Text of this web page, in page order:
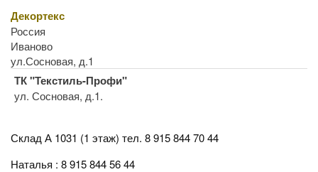
Декортекс
Россия
Иваново
ул.Сосновая, д.1
ТК "Текстиль-Профи"
ул. Сосновая, д.1.
Склад А 1031 (1 этаж) тел. 8 915 844 70 44
Наталья : 8 915 844 56 44